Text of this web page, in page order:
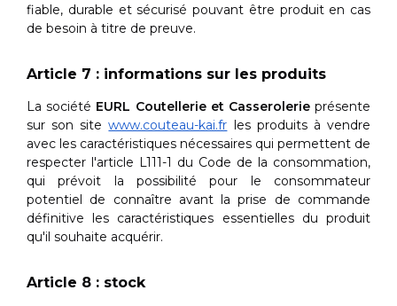
fiable, durable et sécurisé pouvant être produit en cas
de besoin à titre de preuve.
Article 7 : informations sur les produits
La société EURL Coutellerie et Casserolerieprésente
sur son sitewww.couteau-kai.fr les produits à vendre
avec les caractéristiques nécessaires qui permettent de
respecter l'article L111-1 du Code de la consommation,
qui prévoit la possibilité pour le consommateur
potentiel de connaître avant la prise de commande
définitive les caractéristiques essentielles du produit
qu'il souhaite acquérir.
Article 8 : stock